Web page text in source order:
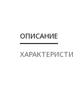
ОПИСАНИЕ